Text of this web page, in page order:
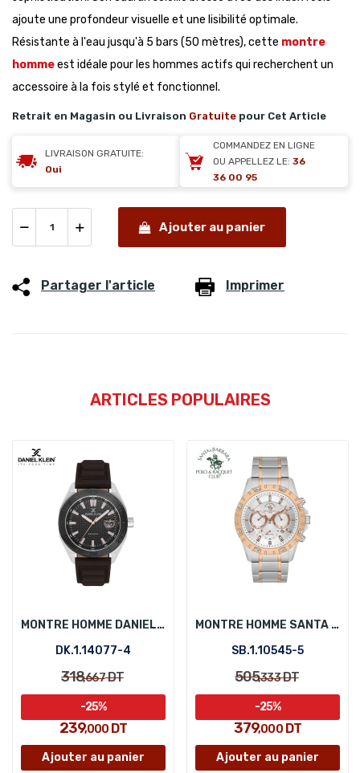
ajoute une profondeur visuelle et une lisibilité optimale.
Résistante à l'eau jusqu'à 5 bars (50 mètres), cette montre
hommeest idéale pour les hommes actifs qui recherchent un
accessoire à la fois stylé et fonctionnel.
Retrait en Magasin ou Livraison Gratuite pour Cet Article
LIVRAISON GRATUITE:
Oui
COMMANDEZ EN LIGNE
OU APPELLEZ LE: 36
36 00 95
Ajouter au panier
Partager l'article Imprimer
ARTICLES POPULAIRES
MONTRE HOMME DANIEL KLEIN DK.1.14077-4
DK.1.14077-4
318,667DT
239,000 DT
-25%
Ajouter au panier
MONTRE HOMME SANTA BARBARA POLO SB.1.10545-5
SB.1.10545-5
505,333DT
379,000DT
-25%
Ajouter au panier